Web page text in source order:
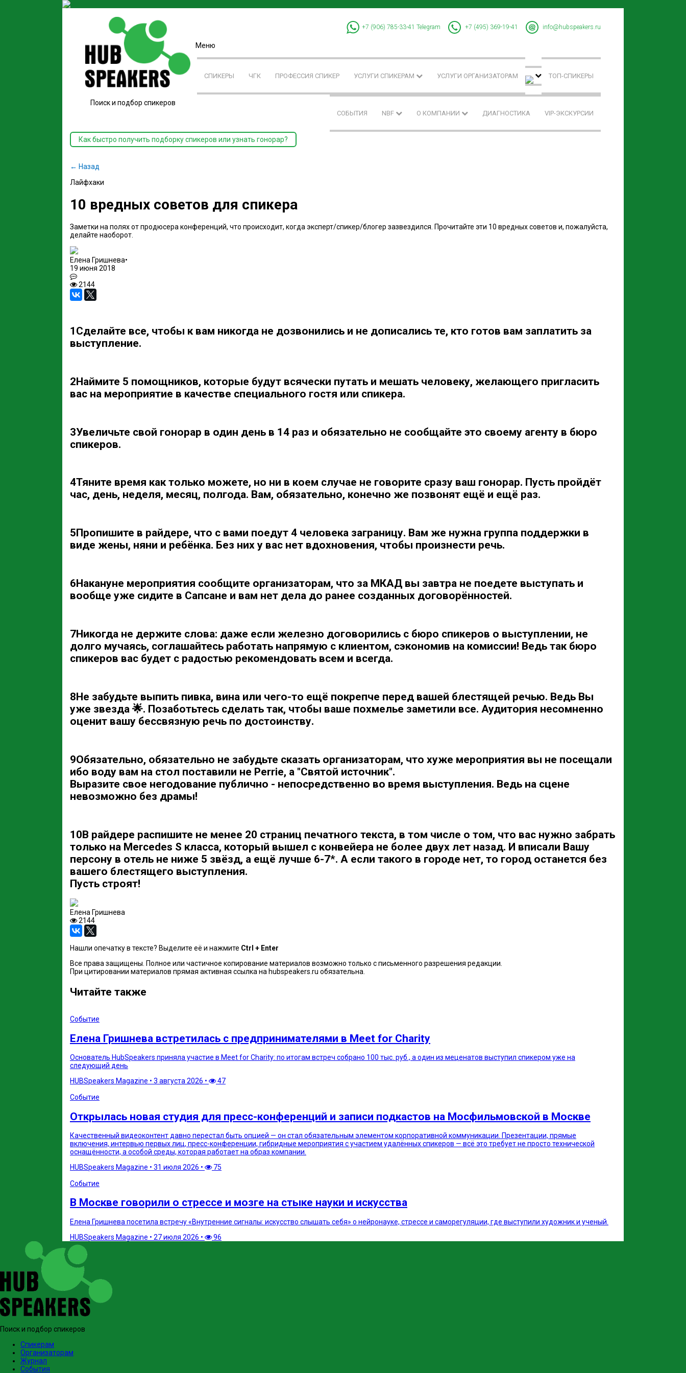
Поиск и подбор спикеров
+7 (906) 785-33-41 Telegram +7 (495) 369-19-41 info@hubspeakers.ru
Меню
СПИКЕРЫ ЧГК ПРОФЕССИЯ СПИКЕР УСЛУГИ СПИКЕРАМ УСЛУГИ ОРГАНИЗАТОРАМ ТОП-СПИКЕРЫ
СОБЫТИЯ NBF О КОМПАНИИ ДИАГНОСТИКА VIP-ЭКСКУРСИИ
Как быстро получить подборку спикеров или узнать гонорар?
← Назад
Лайфхаки
10 вредных советов для спикера​
Заметки на полях от продюсера конференций, что происходит, когда эксперт/спикер/блогер зазвездился. Прочитайте эти 10 вредных советов и, пожалуйста,
делайте наоборот.
Елена Гришнева•
19 июня 2018
2144
1 Сделайте все, чтобы к вам никогда не дозвонились и не дописались те, кто готов вам заплатить за
выступление.
2Наймите 5 помощников, которые будут всячески путать и мешать человеку, желающего пригласить
вас на мероприятие в качестве специального гостя или спикера.
3Увеличьте свой гонорар в один день в 14 раз и обязательно не сообщайте это своему агенту в бюро
спикеров.
4Тяните время как только можете, но ни в коем случае не говорите сразу ваш гонорар. Пусть пройдёт
час, день, неделя, месяц, полгода. Вам, обязательно, конечно же позвонят ещё и ещё раз.
5Пропишите в райдере, что с вами поедут 4 человека заграницу. Вам же нужна группа поддержки в
виде жены, няни и ребёнка. Без них у вас нет вдохновения, чтобы произнести речь.
6Накануне мероприятия сообщите организаторам, что за МКАД вы завтра не поедете выступать и
вообще уже сидите в Сапсане и вам нет дела до ранее созданных договорённостей.
7Никогда не держите слова: даже если железно договорились с бюро спикеров о выступлении, не
долго мучаясь, соглашайтесь работать напрямую с клиентом, сэкономив на комиссии! Ведь так бюро
спикеров вас будет с радостью рекомендовать всем и всегда.
8Не забудьте выпить пивка, вина или чего-то ещё покрепче перед вашей блестящей речью. Ведь Вы
уже звезда 🌟. Позаботьтесь сделать так, чтобы ваше похмелье заметили все. Аудитория несомненно
оценит вашу бессвязную речь по достоинству.
9Обязательно, обязательно не забудьте сказать организаторам, что хуже мероприятия вы не посещали
ибо воду вам на стол поставили не Perrie, а "Святой источник".
Выразите свое негодование публично - непосредственно во время выступления. Ведь на сцене
невозможно без драмы!
10В райдере распишите не менее 20 страниц печатного текста, в том числе о том, что вас нужно забрать
только на Mercedes S класса, который вышел с конвейера не более двух лет назад. И вписали Вашу
персону в отель не ниже 5 звёзд, а ещё лучше 6-7*. А если такого в городе нет, то город останется без
вашего блестящего выступления.
Пусть строят!
Елена Гришнева
2144
Нашли опечатку в тексте? Выделите её и нажмите Ctrl + Enter
Все права защищены. Полное или частичное копирование материалов возможно только с письменного разрешения редакции.
При цитировании материалов прямая активная ссылка на hubspeakers.ru обязательна.
Читайте также
Событие
Елена Гришнева встретилась с предпринимателями в Meet for Charity
Основатель HubSpeakers приняла участие в Meet for Charity: по итогам встреч собрано 100 тыс. руб., а один из меценатов выступил спикером уже на
следующий день
HUBSpeakers Magazine • 3 августа 2026 •
47
Событие
Открылась новая студия для пресс-конференций и записи подкастов на Мосфильмовской в Москве
Качественный видеоконтент давно перестал быть опцией — он стал обязательным элементом корпоративной коммуникации. Презентации, прямые
включения, интервью первых лиц, пресс-конференции, гибридные мероприятия с участием удалённых спикеров — всё это требует не просто технической
оснащённости, а особой среды, которая работает на образ компании.
HUBSpeakers Magazine • 31 июля 2026 •
75
Событие
В Москве говорили о стрессе и мозге на стыке науки и искусства
Елена Гришнева посетила встречу «Внутренние сигналы: искусство слышать себя» о нейронауке, стрессе и саморегуляции, где выступили художник и ученый.
HUBSpeakers Magazine • 27 июля 2026 • 96
Поиск и подбор спикеров
Спикерам
Организаторам
Журнал
События